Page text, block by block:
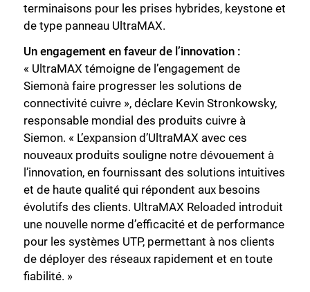
terminaisons pour les prises hybrides, keystone et
de type panneau UltraMAX.
Un engagement en faveur de l’innovation :
« UltraMAX témoigne de l’engagement de
Siemonà faire progresser les solutions de
connectivité cuivre », déclare Kevin Stronkowsky,
responsable mondial des produits cuivre à
Siemon. « L’expansion d’UltraMAX avec ces
nouveaux produits souligne notre dévouement à
l’innovation, en fournissant des solutions intuitives
et de haute qualité qui répondent aux besoins
évolutifs des clients. UltraMAX Reloaded introduit
une nouvelle norme d’efficacité et de performance
pour les systèmes UTP, permettant à nos clients
de déployer des réseaux rapidement et en toute
fiabilité. »
Fermer